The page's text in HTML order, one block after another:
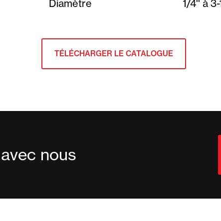
Diamètre 1/4'' à
TÉLÉCHARGER LE CATALOGUE
nous